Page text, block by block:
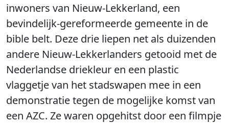
inwoners van Nieuw-Lekkerland, een
bevindelijk-gereformeerde gemeente in de
bible belt. Deze drie liepen net als duizenden
andere Nieuw-Lekkerlanders getooid met de
Nederlandse driekleur en een plastic
vlaggetje van het stadswapen mee in een
demonstratie tegen de mogelijke komst van
een AZC. Ze waren opgehitst door een filmpje